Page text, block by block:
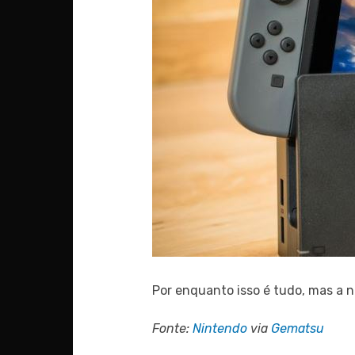
Por enquanto isso é tudo, mas a
Fonte: Nintendo via Gematsu